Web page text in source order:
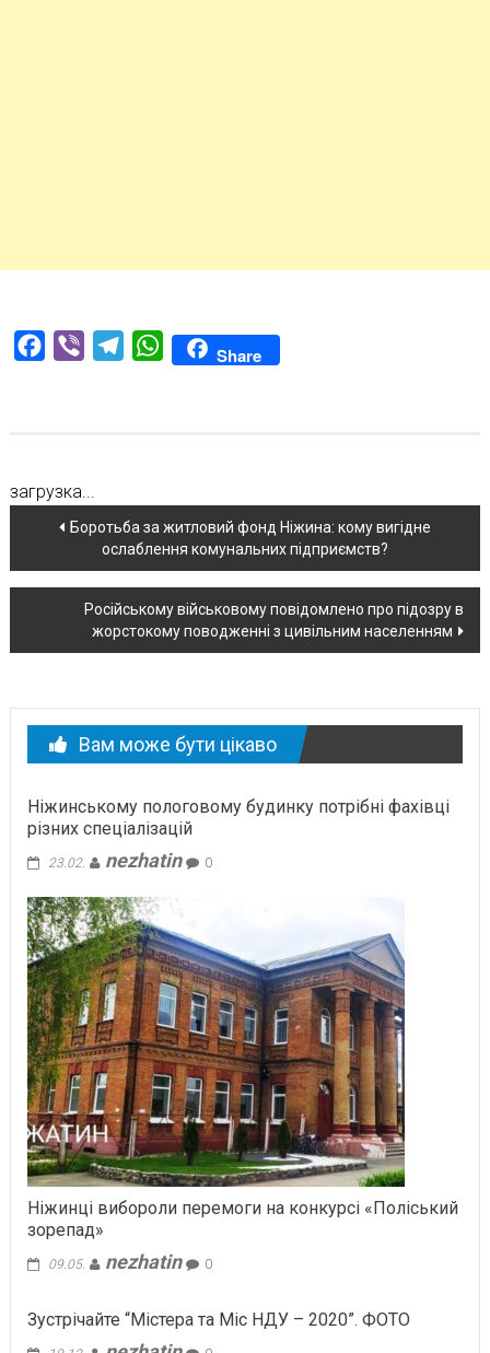
Facebook
Viber TelegramWhatsAppShare
загрузка...
Навігація
по
новині
Боротьба за житловий фонд Ніжина: кому вигідне
ослаблення комунальних підприємств?
Російському військовому повідомлено про підозру в
жорстокому поводженні з цивільним населенням
Вам може бути цікаво
Ніжинському пологовому будинку потрібні фахівці
різних спеціалізацій
23.02. nezhatin 0
Ніжинці вибороли перемоги на конкурсі «Поліський
зорепад»
09.05. nezhatin 0
Зустрічайте “Містера та Міс НДУ – 2020”. ФОТО